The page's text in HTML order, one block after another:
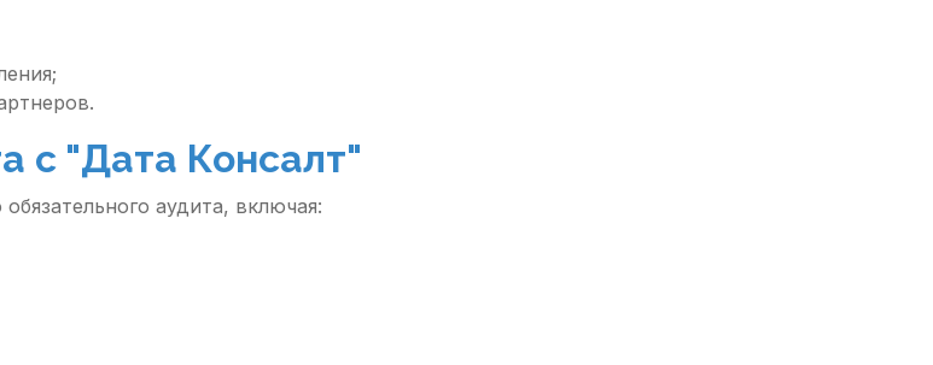
с "Дата Консалт"
аудита, включая: